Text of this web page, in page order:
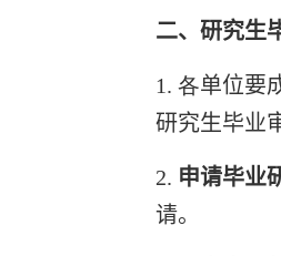
二、研究生
1. 各单位要
研究生毕业
2. 申请毕业
请。